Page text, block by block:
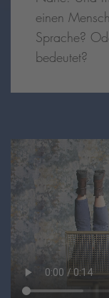
einen
Sprache?
bedeutet?